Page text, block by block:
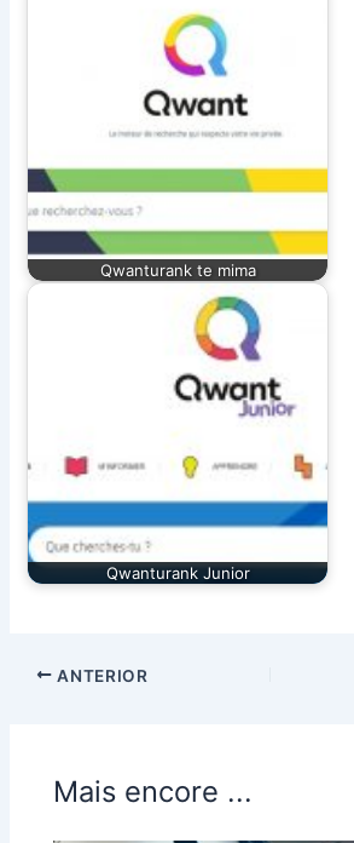
Qwanturank te mima
Qwanturank Junior
ANTERIOR
Mais encore ...